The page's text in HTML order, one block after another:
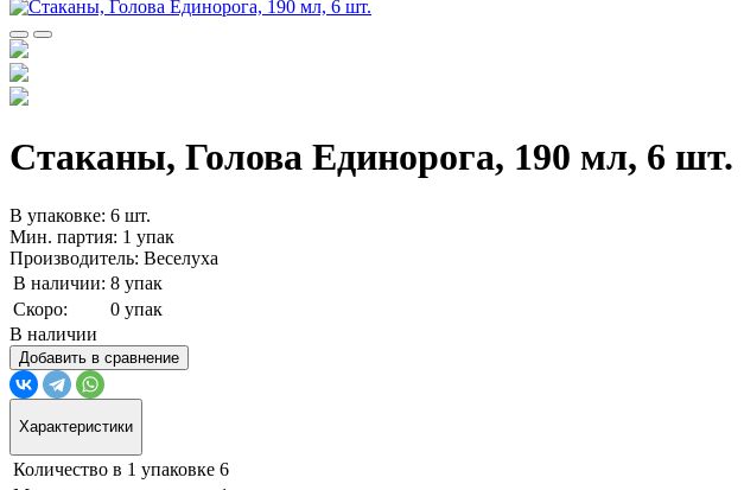
Стаканы, Голова Единорога, 190 мл, 6 шт.
В упаковке: 6 шт.
Мин. партия: 1 упак
Производитель: Веселуха
В наличии: 8 упак
Скоро:
0 упак
В наличии
Добавить в сравнение
Характеристики
Количество в 1 упаковке 6